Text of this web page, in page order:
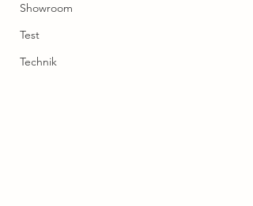
Showroom
Test
Technik